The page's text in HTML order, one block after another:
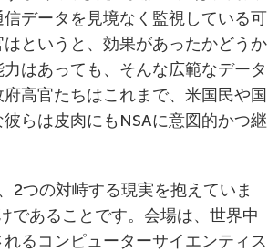
データを見境なく監視している可
というと、効果があったかどうか
はあっても、そんな広範なデータ
高官たちはこれまで、米国民や国
らは皮肉にもNSAに意図的かつ継
2つの対峙する現実を抱えていま
であることです。会場は、世界中
るコンピューターサイエンティス